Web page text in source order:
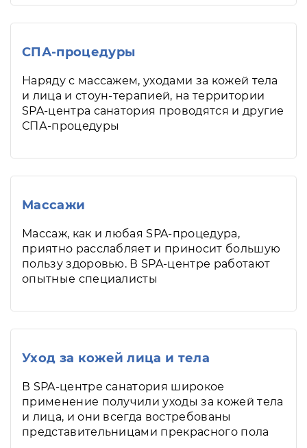
СПА-процедуры
Наряду с массажем, уходами за кожей тела
и лица и стоун-терапией, на территории
SPA-центра санатория проводятся и другие
СПА-процедуры
Массажи
Массаж, как и любая SPA-процедура,
приятно расслабляет и приносит большую
пользу здоровью. В SPA-центре работают
опытные специалисты
Уход за кожей лица и тела
В SPA-центре санатория широкое
применение получили уходы за кожей тела
и лица, и они всегда востребованы
представительницами прекрасного пола